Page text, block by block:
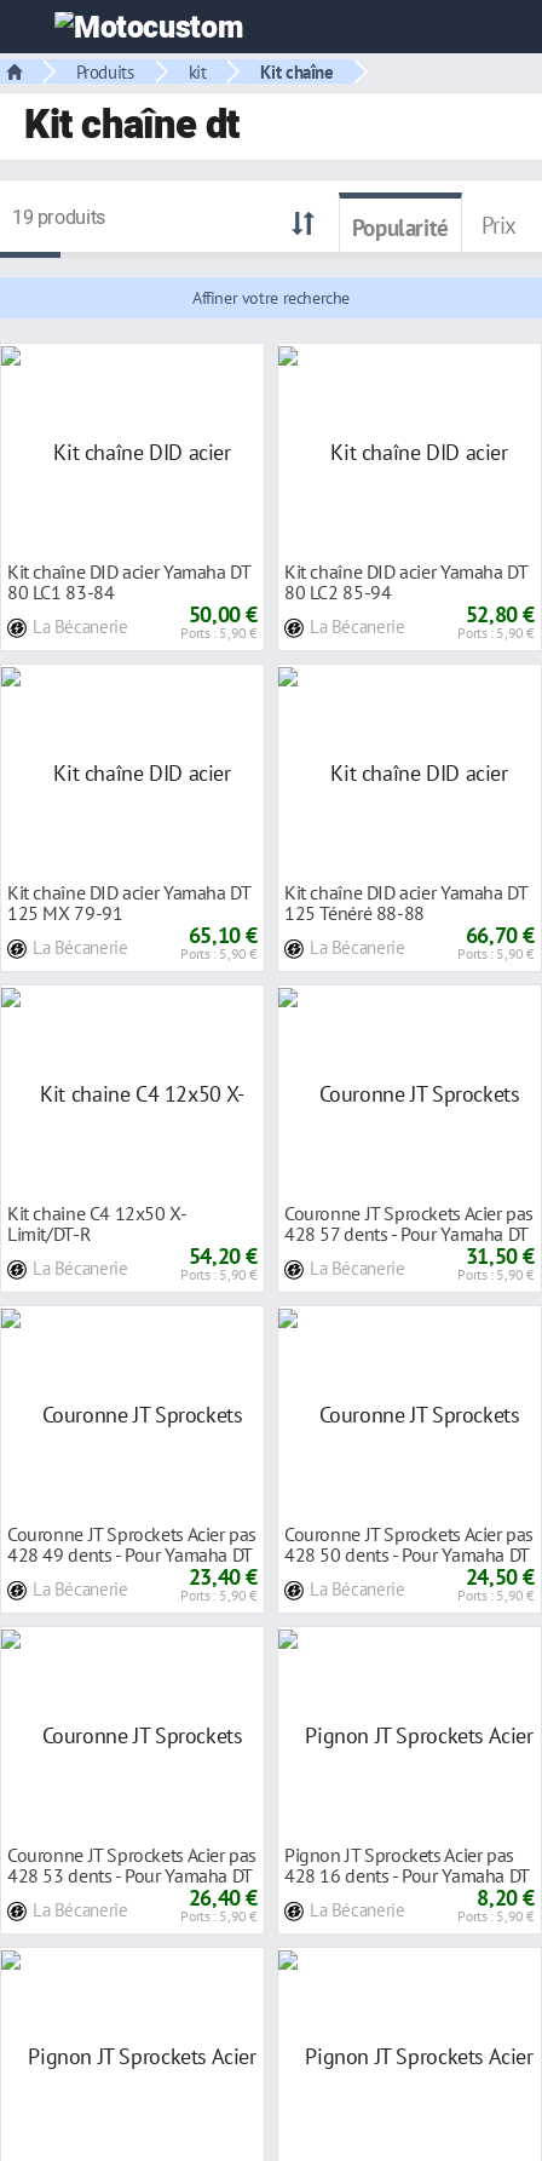
Produits kit Kit chaîne
Kit chaîne dt
19 produits Popularité Prix
Affiner votre recherche
Kit chaîne DID acier Yamaha DT
80 LC1 83-84
La Bécanerie 50,00 €
Ports : 5,90 €
Kit chaîne DID acier Yamaha DT
80 LC2 85-94
La Bécanerie 52,80 €
Ports : 5,90 €
Kit chaîne DID acier Yamaha DT
125 MX 79-91
La Bécanerie 65,10 €
Ports : 5,90 €
Kit chaîne DID acier Yamaha DT
125 Ténéré 88-88
La Bécanerie 66,70 €
Ports : 5,90 €
Kit chaine C4 12x50 X-
Limit/DT-R
La Bécanerie 54,20 €
Ports : 5,90 €
Couronne JT Sprockets Acier pas
428 57 dents - Pour Yamaha DT
La Bécanerie 31,50 €
Ports : 5,90 €
Couronne JT Sprockets Acier pas
428 49 dents - Pour Yamaha DT
La Bécanerie 23,40 €
Ports : 5,90 €
Couronne JT Sprockets Acier pas
428 50 dents - Pour Yamaha DT
La Bécanerie 24,50 €
Ports : 5,90 €
Couronne JT Sprockets Acier pas
428 53 dents - Pour Yamaha DT
La Bécanerie 26,40 €
Ports : 5,90 €
Pignon JT Sprockets Acier pas
428 16 dents - Pour Yamaha DT
La Bécanerie 8,20 €
Ports : 5,90 €